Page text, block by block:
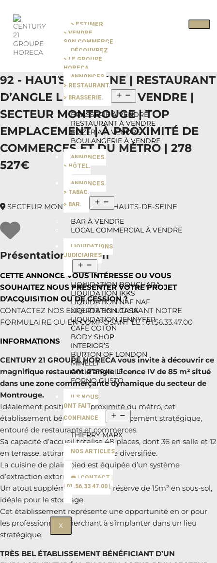
> ESTIMER
> VENDRE
SON COMMERCE
DÉCOUVREZ
> LE GROUPE
HORECA
ANNONCES.
> RESTAURANT.
> BRASSERIE.
BRASSERIE À VENDRE
RESTAURANT À VENDRE
PIZZERIA À VENDRE
BOULANGERIE À VENDRE
ANNONCES.
> HÔTEL.
ANNONCES.
> TABAC.
> BAR.
BAR À VENDRE
LOCAL COMMERCIAL À VENDRE
LIQUIDATIONS
JUDICIAIRES
LIQUIDATION BOUCHARA
LIQUIDATION IKKS
LIQUIDATION NAF NAF
LIQUIDATION CASA
LIQUIDATION JENNYFER
CAFÉ COTON
BODY SHOP
INTERIOR’S
BURTON OF LONDON
MINELLI
COURTEPAILLE
FORNO GUSTO
ILS NOUS
ONT FAIT
CONFIANCE
THIERRY MARX
NOS ARTICLES
☎️ | CONTACT |
| 01.56.33 47.00 |
X
Pause slide rotation
Resume slide rotation
Previous slide
92 - HAUTS-DE-SEINE | RESTAURANT
D’ANGLE LICENCE IV À VENDRE |
SECTEUR MONTROUGE | TOP
EMPLACEMENT | À PROXIMITÉ DE
COMMERCES ET DU MÉTRO | 278
527€
SECTEUR MONTROUGE 92 - HAUTS-DE-SEINE
Présentation du bien
CETTE ANNONCE VOUS INTÉRESSE OU VOUS
SOUHAITEZ NOUS PRÉSENTER VOTRE PROJET
D’ACQUISITION OU DE CESSION ?
CONTACTEZ NOS EXPERTS EN UTILISANT NOTRE
FORMULAIRE OU EN COMPOSANT LE : 01.56.33.47.00
INFORMATIONS
CENTURY 21 GROUPE HORECA vous invite à découvrir ce
magnifique restaurant d’angle Licence IV de 85 m² situé
dans une zone commerçante dynamique du secteur de
Montrouge.
Idéalement positionné à proximité du métro, cet
établissement bénéficie d’un emplacement stratégique,
entouré de restaurants et commerces.
Sa capacité d’accueil totalise 48 places, dont 36 en salle et 12
en terrasse, attirant une clientèle diversifiée.
La cuisine de plain-pied est équipée d’un système
d’extraction externe.
Un atout supplémentaire : une réserve de 15m² en sous-sol,
idéale pour le stockage.
Cet établissement représente une opportunité en or pour
les professionnels cherchant à s’implanter dans un lieu
stratégique.
TRÈS BEL ÉTABLISSEMENT BÉNÉFICIANT D’UN